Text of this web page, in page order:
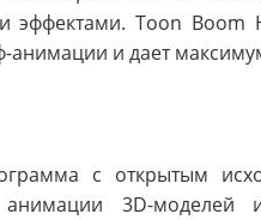
эффектами. Toon
анимации и дает
с открытым
3D-моделей